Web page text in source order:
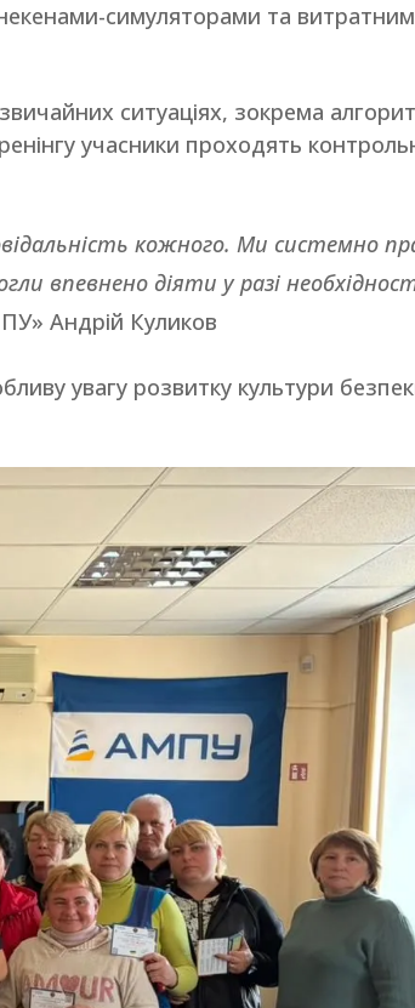
симуляторами та
ситуаціях, зокрема
учасники проходять
кожного. Ми системно
впевнено діяти у разі
Андрій Куликов
увагу розвитку культури